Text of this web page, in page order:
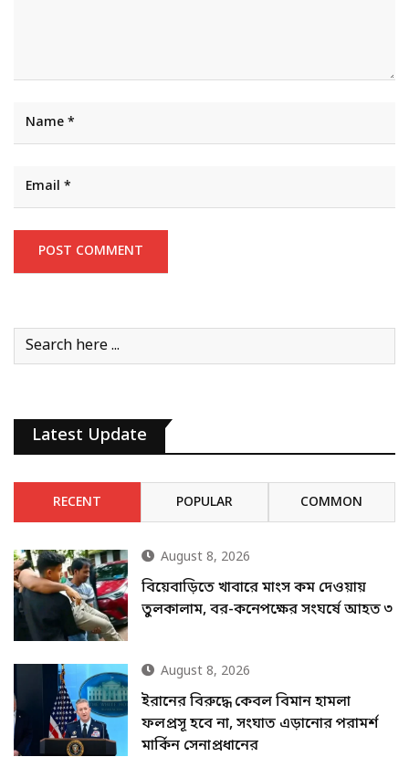
Latest Update
RECENT POPULAR COMMON
August 8, 2026
বিয়েবাড়িতে খাবারে মাংস কম দেওয়ায়
তুলকালাম, বর-কনেপক্ষের সংঘর্ষে আহত ৩
August 8, 2026
ইরানের বিরুদ্ধে কেবল বিমান হামলা
ফলপ্রসূ হবে না, সংঘাত এড়ানোর পরামর্শ
মার্কিন সেনাপ্রধানের